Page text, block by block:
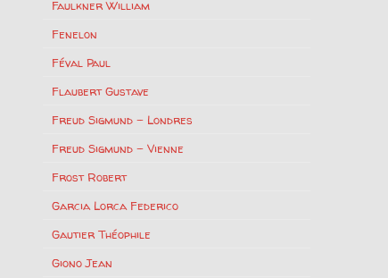
Faulkner William
Fenelon
Féval Paul
Flaubert Gustave
Freud Sigmund – Londres
Freud Sigmund – Vienne
Frost Robert
Garcia Lorca Federico
Gautier Théophile
Giono Jean